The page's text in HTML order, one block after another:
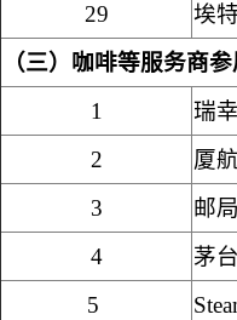
29
埃
（三）咖啡等服务商
1
瑞
2
厦
3
邮
4
茅
5